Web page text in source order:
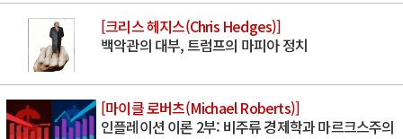
[크리스 헤지스(Chris Hedges)]
백악관의 대부, 트럼프의 마피아 정치
[마이클 로버츠(Michael Roberts)]
인플레이션 이론 2부: 비주류 경제학과 마르크스주의